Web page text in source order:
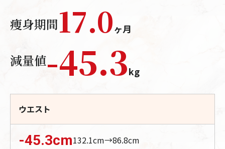
痩身期間17.0ヶ月
減量値-45.3kg
ウエスト
-45.3cm132.1cm→86.8cm